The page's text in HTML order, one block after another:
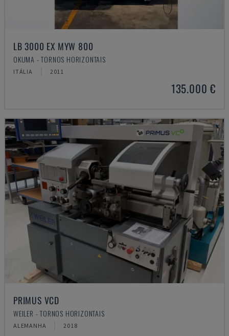
LB 3000 EX MYW 800
OKUMA - TORNOS HORIZONTAIS
ITÁLIA 2011
135.000 €
PRIMUS VCD
WEILER - TORNOS HORIZONTAIS
ALEMANHA 2018